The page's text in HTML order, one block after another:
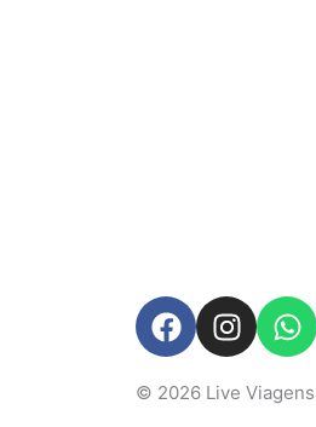
F
a
e
I
n
t
W
h
t
© 2026 Live